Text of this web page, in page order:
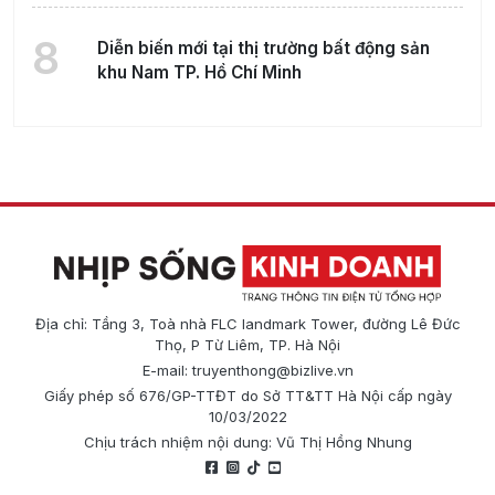
8
Diễn biến mới tại thị trường bất động sản
khu Nam TP. Hồ Chí Minh
Địa chỉ: Tầng 3, Toà nhà FLC landmark Tower, đường Lê Đức
Thọ, P Từ Liêm, TP. Hà Nội
E-mail:truyenthong@bizlive.vn
Giấy phép số 676/GP-TTĐT do Sở TT&TT Hà Nội cấp ngày
10/03/2022
Chịu trách nhiệm nội dung: Vũ Thị Hồng Nhung